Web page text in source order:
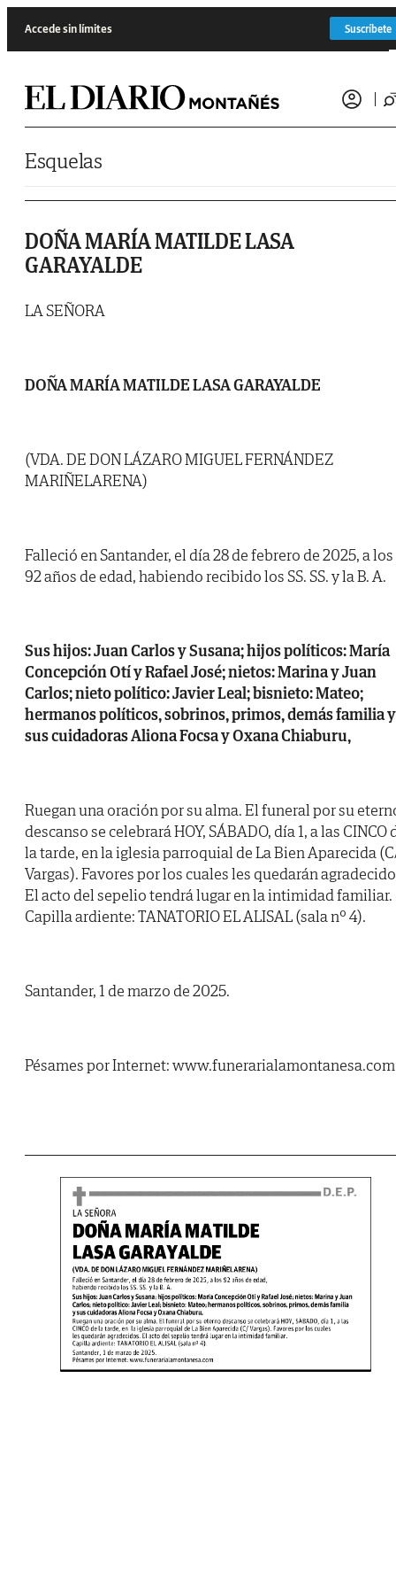
Accede sin límites Suscríbete
Esquelas
DOÑA MARÍA MATILDE LASA
GARAYALDE
LA SEÑORA
DOÑA MARÍA MATILDE LASA GARAYALDE
(VDA. DE DON LÁZARO MIGUEL FERNÁNDEZ
MARIÑELARENA)
Falleció en Santander, el día 28 de febrero de 2025, a los
92 años de edad, habiendo recibido los SS. SS. y la B. A.
Sus hijos: Juan Carlos y Susana; hijos políticos: María
Concepción Otí y Rafael José; nietos: Marina y Juan
Carlos; nieto político: Javier Leal; bisnieto: Mateo;
hermanos políticos, sobrinos, primos, demás familia y
sus cuidadoras Aliona Focsa y Oxana Chiaburu,
Ruegan una oración por su alma. El funeral por su
descanso se celebrará HOY, SÁBADO, día 1, a las CINCO
la tarde, en la iglesia parroquial de La Bien Aparecida
Vargas). Favores por los cuales les quedarán
El acto del sepelio tendrá lugar en la intimidad familiar.
Capilla ardiente: TANATORIO EL ALISAL (sala nº 4).
Santander, 1 de marzo de 2025.
Pésames por Internet: www.funerarialamontanesa.com